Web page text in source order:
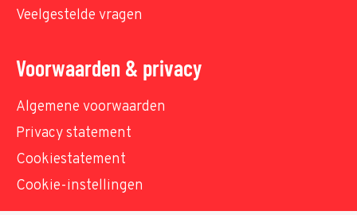
Veelgestelde vragen
Voorwaarden & privacy
Algemene voorwaarden
Privacy statement
Cookiestatement
Cookie-instellingen